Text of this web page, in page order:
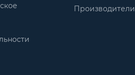
Производители